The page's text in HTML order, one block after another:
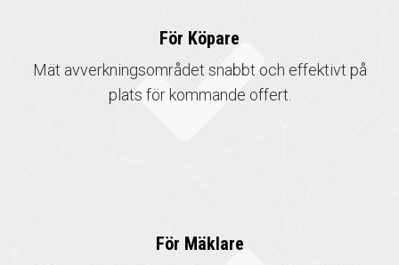
För Köpare
Mät avverkningsområdet snabbt och effektivt på
plats för kommande offert.
För Mäklare